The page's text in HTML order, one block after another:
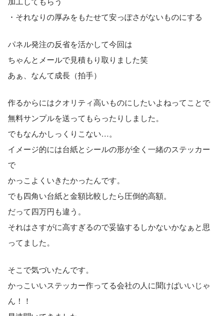
・それなりの厚みをもたせて安っぽさがないものにする
パネル発注の反省を活かして今回は
ちゃんとメールで見積もり取りました笑
あぁ、なんて成長（拍手）
作るからにはクオリティ高いものにしたいよねってことで
無料サンプルを送ってもらったりしました。
でもなんかしっくりこない…。
イメージ的には台紙とシールの形が全く一緒のステッカー
で
かっこよくいきたかったんです。
でも四角い台紙と金額比較したら圧倒的高額。
だって四万円も違う。
それはさすがに高すぎるので妥協するしかないかなぁと思
ってました。
そこで気づいたんです。
かっこいいステッカー作ってる会社の人に聞けばいいじゃ
ん！！